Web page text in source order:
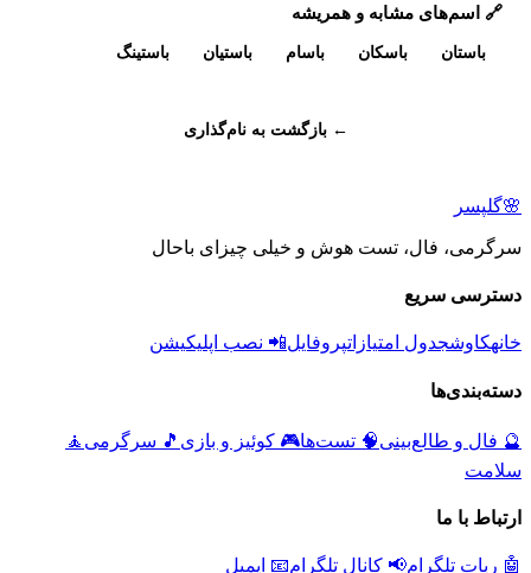
🔗 اسم‌های مشابه و همریشه
باستان باسکان باسام باستیان باستینگ
← بازگشت به نام‌گذاری
🌸گلپسر
سرگرمی، فال، تست هوش و خیلی چیزای باحال
دسترسی سریع
خانهکاوشجدول امتیازاتپروفایل📲 نصب اپلیکیشن
دسته‌بندی‌ها
🔮 فال و طالع‌بینی🧠 تست‌ها🎮 کوئیز و بازی 🎵 سرگرمی 🧘
سلامت
ارتباط با ما
🤖 ربات تلگرام📢 کانال تلگرام📧 ایمیل